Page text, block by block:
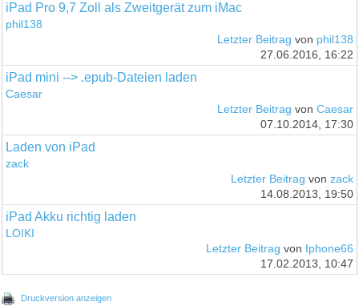
iPad Pro 9,7 Zoll als Zweitgerät zum iMac
phil138
Letzter Beitrag von phil138
27.06.2016, 16:22
iPad mini --> .epub-Dateien laden
Caesar
Letzter Beitrag von Caesar
07.10.2014, 17:30
Laden von iPad
zack
Letzter Beitrag von zack
14.08.2013, 19:50
iPad Akku richtig laden
LOIKI
Letzter Beitrag von
Iphone66
17.02.2013, 10:47
Druckversion anzeigen